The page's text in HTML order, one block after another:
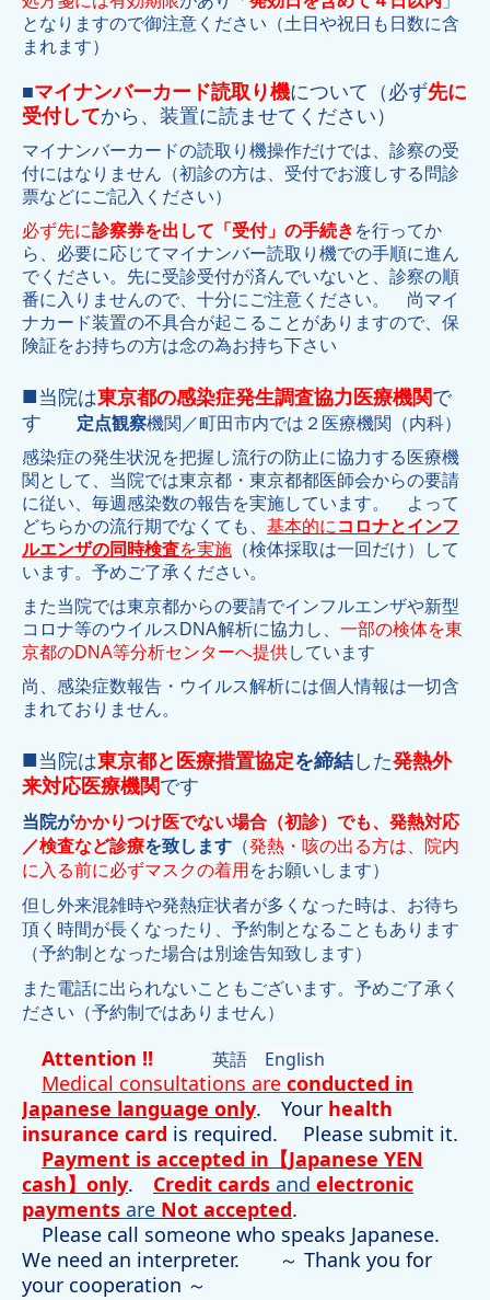
となりますので御注意ください（土日や祝日も日数に含
まれます）
■マイナンバーカード読取り機について（必ず先に
受付してから、装置に読ませてください）
マイナンバーカードの読取り機操作だけでは、診察の受
付にはなりません（初診の方は、受付でお渡しする問診
票などにご記入ください）
必ず先に診察券を出して「受付」の手続き を行ってか
ら、必要に応じてマイナンバー読取り機での手順に進ん
でください。先に受診受付が済んでいないと、診察の順
番に入りませんので、十分にご注意ください。 尚マイ
ナカード装置の不具合が起こることがありますので、保
険証をお持ちの方は念の為お持ち下さい
■当院は東京都の感染症発生調査協力医療機関で
す 定点観察機関／町田市内では２医療機関（内科）
感染症の発生状況を把握し流行の防止に協力する医療機
関として、当院では東京都・東京都都医師会からの要請
に従い、毎週感染数の報告を実施しています。 よって
どちらかの流行期でなくても、 基本的に コロナとインフ
ルエンザの同時検査を実施 （検体採取は一回だけ）して
います。予めご了承ください。
また当院では東京都からの要請でインフルエンザや新型
コロナ等のウイルスDNA解析に協力し、 一部の検体を東
京都のDNA等分析センターへ提供しています
尚、感染症数報告・ウイルス解析には個人情報は一切含
まれておりません。
■当院は東京都と医療措置協定を締結した発熱外
来対応医療機関です
当院がかかりつけ医でない場合（初診）でも、発熱対応
／検査など診療を致します （発熱・咳の出る方は、院内
に入る前に必ずマスクの着用をお願いします）
但し外来混雑時や発熱症状者が多くなった時は、お待ち
頂く時間が長くなったり、予約制となることもあります
（予約制となった場合は別途告知致します）
また電話に出られないこともございます。予めご了承く
ださい（予約制ではありません）
Attention !! 英語 English
Medical consultations are conducted in
Japanese language only. Your health
insurance card is required.
Please submit it.
Payment is accepted in【Japanese YEN
cash】only. Credit cards and electronic
payments are Not accepted.
Please call someone who speaks Japanese.
We need an interpreter. ～ Thank you for
your cooperation ～